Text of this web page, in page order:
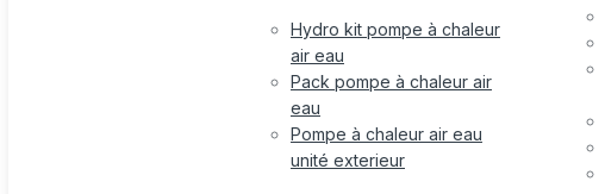
Hydro kit pompe à chaleur
air eau
Pack pompe à chaleur air
eau
Pompe à chaleur air eau
unité exterieur